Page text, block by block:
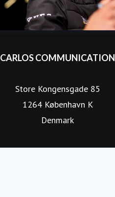
CARLOS COMMUNICATION
Store Kongensgade 85
1264 København K
Denmark